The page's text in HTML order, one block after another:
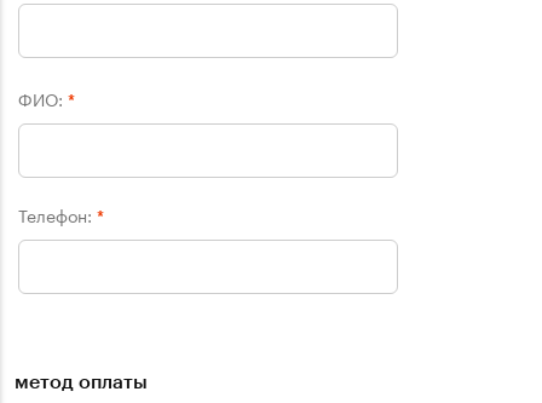
ФИО: *
Телефон: *
метод оплаты